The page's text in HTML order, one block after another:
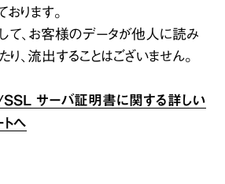
おります。
て、お客様のデータが他人に読み
り、流出することはございません。
SSL サーバ証明書に関する詳しい
へ